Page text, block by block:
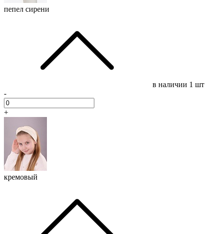
пепел сирени
в наличии 1 шт
-
+
кремовый